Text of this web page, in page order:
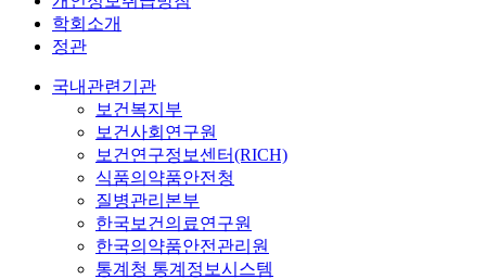
학회소개
정관
국내관련기관
보건복지부
보건사회연구원
보건연구정보센터(RICH)
식품의약품안전청
질병관리본부
한국보건의료연구원
한국의약품안전관리원
통계청 통계정보시스템